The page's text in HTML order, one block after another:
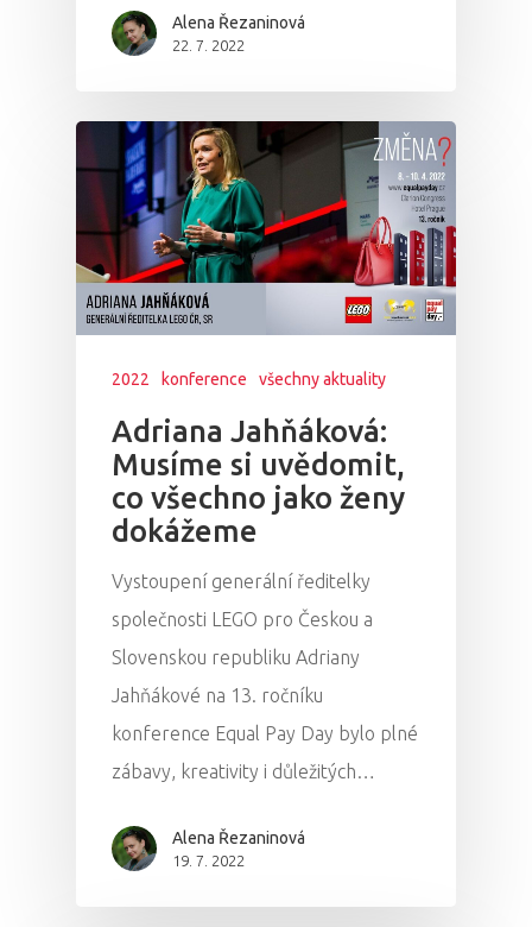
Alena Řezaninová
22. 7. 2022
2022 konference všechny aktuality
Adriana Jahňáková:
Musíme si uvědomit,
co všechno jako ženy
dokážeme
Vystoupení generální ředitelky
společnosti LEGO pro Českou a
Slovenskou republiku Adriany
Jahňákové na 13. ročníku
konference Equal Pay Day bylo plné
zábavy, kreativity i důležitých…
Alena Řezaninová
19. 7. 2022